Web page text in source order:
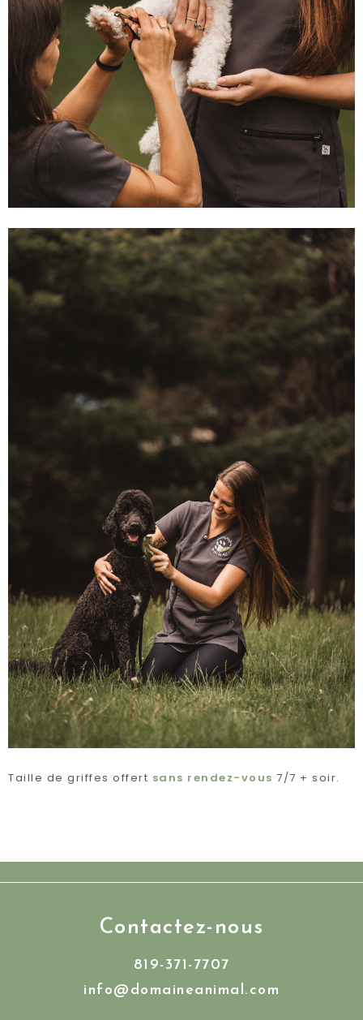
Taille de griffes offert sans rendez-vous 7/7 + soir.
Contactez-nous
819-371-7707
info@domaineanimal.com